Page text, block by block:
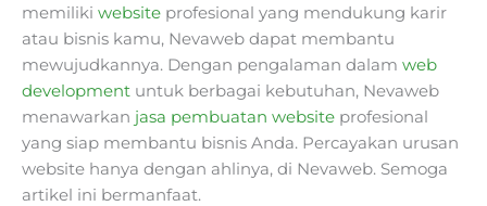
memiliki website profesional yang mendukung karir
atau bisnis kamu, Nevaweb dapat membantu
mewujudkannya. Dengan pengalaman dalam web
development untuk berbagai kebutuhan, Nevaweb
menawarkan jasa pembuatan website profesional
yang siap membantu bisnis Anda. Percayakan urusan
website hanya dengan ahlinya, di Nevaweb. Semoga
artikel ini bermanfaat.